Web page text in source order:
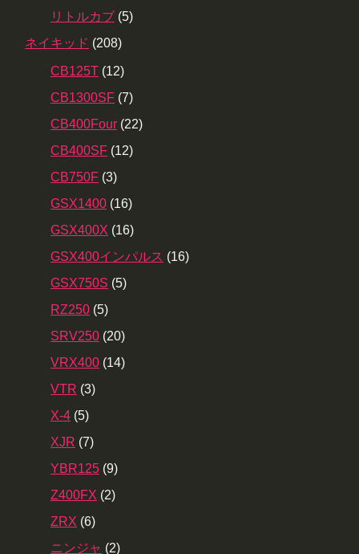
リトルカブ (5)
ネイキッド (208)
CB125T (12)
CB1300SF (7)
CB400Four (22)
CB400SF (12)
CB750F (3)
GSX1400 (16)
GSX400X (16)
GSX400インパルス (16)
GSX750S (5)
RZ250 (5)
SRV250 (20)
VRX400 (14)
VTR (3)
X-4 (5)
XJR (7)
YBR125 (9)
Z400FX (2)
ZRX (6)
ニンジャ (2)